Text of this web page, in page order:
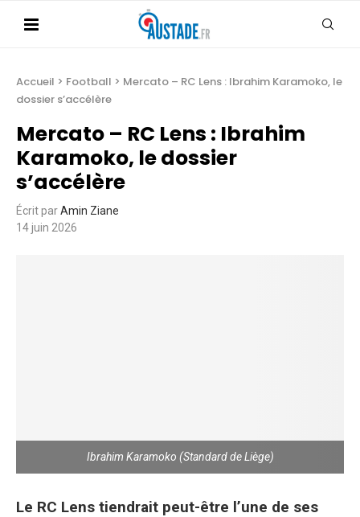
Accueil > Football > Mercato – RC Lens : Ibrahim Karamoko, le
dossier s’accélère
Mercato – RC Lens : Ibrahim
Karamoko, le dossier
s’accélère
Écrit parAmin Ziane
14 juin 2026
Ibrahim Karamoko (Standard de Liège)
Le RC Lens tiendrait peut-être l’une de ses